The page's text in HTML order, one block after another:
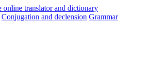
Conjugation and declension Grammar